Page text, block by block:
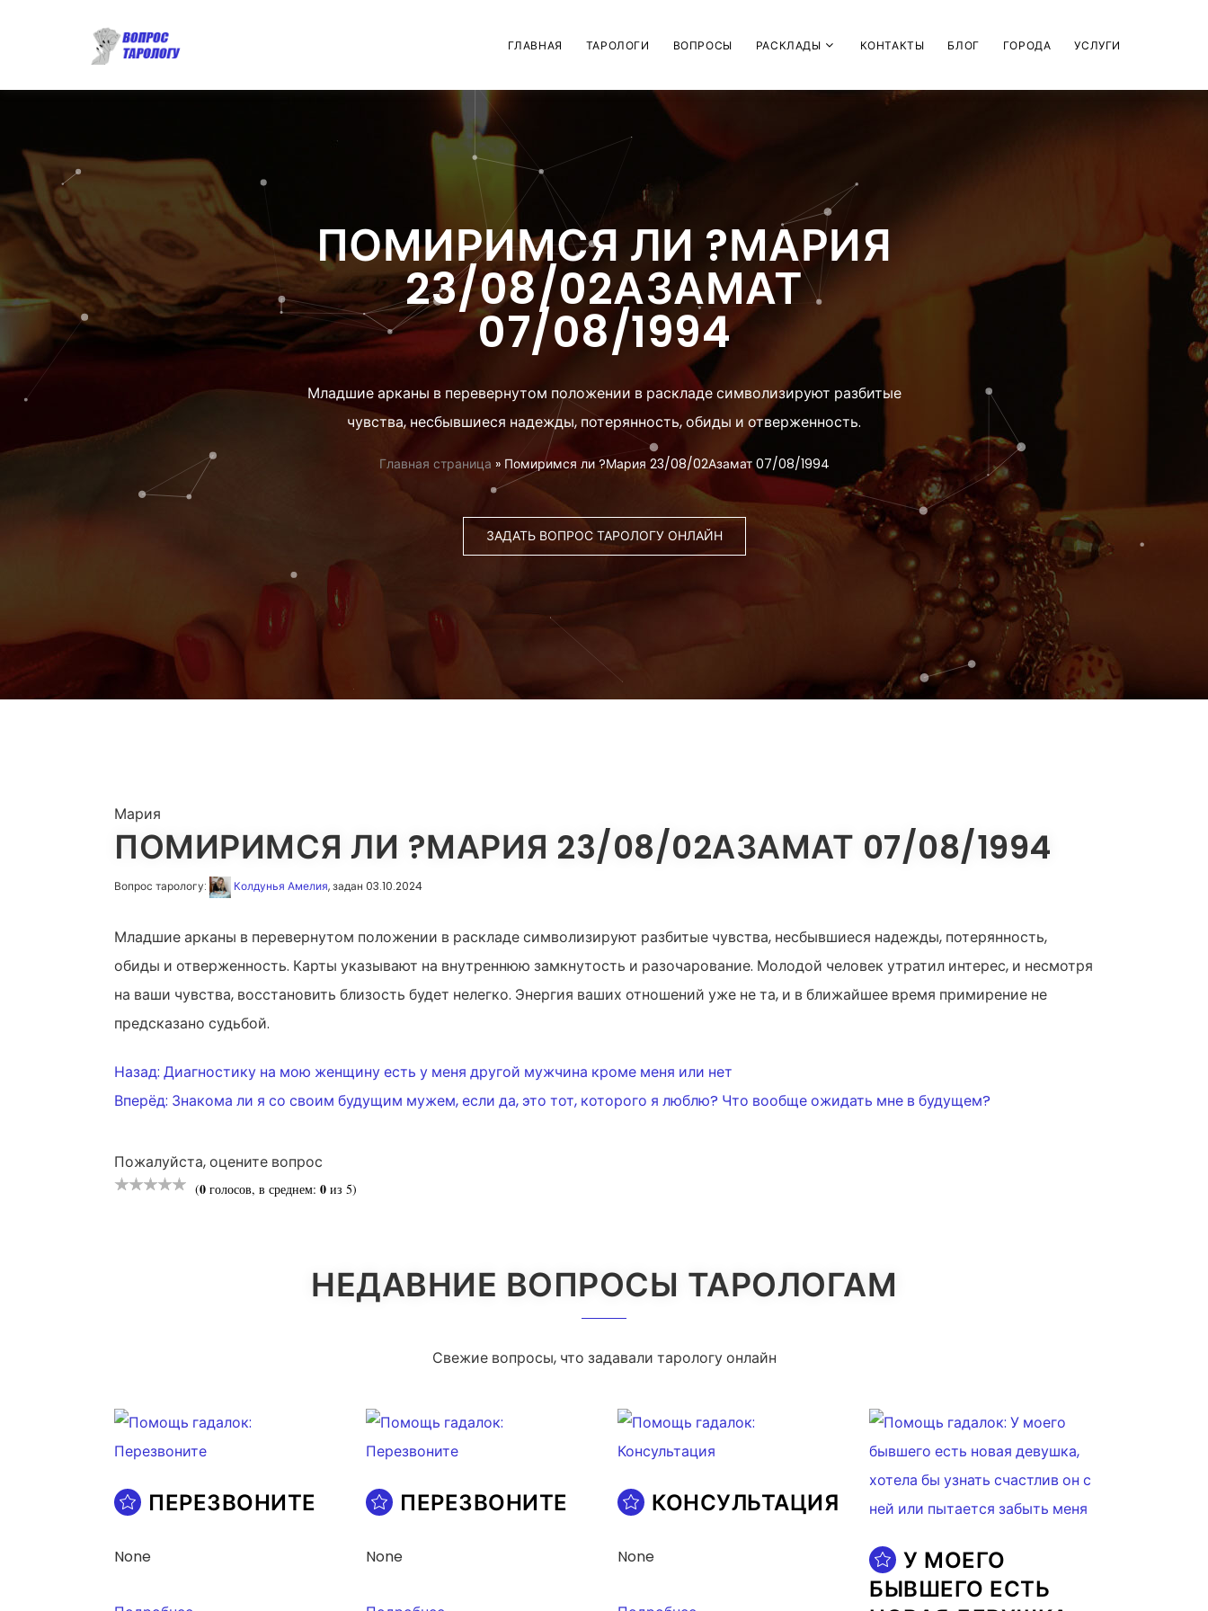
ГЛАВНАЯ ТАРОЛОГИ ВОПРОСЫ РАСКЛАДЫ КОНТАКТЫ БЛОГ ГОРОДА УСЛУГИ
ПОМИРИМСЯ ЛИ ?МАРИЯ
23/08/02АЗАМАТ
07/08/1994
Младшие арканы в перевернутом положении в раскладе символизируют разбитые
чувства, несбывшиеся надежды, потерянность, обиды и отверженность.
Главная страница » Помиримся ли ?Мария 23/08/02Азамат 07/08/1994
ЗАДАТЬ ВОПРОС ТАРОЛОГУ ОНЛАЙН
Мария
ПОМИРИМСЯ ЛИ ?МАРИЯ 23/08/02АЗАМАТ 07/08/1994
Вопрос тарологу: Колдунья Амелия, задан 03.10.2024
Младшие арканы в перевернутом положении в раскладе символизируют разбитые чувства, несбывшиеся надежды, потерянность,
обиды и отверженность. Карты указывают на внутреннюю замкнутость и разочарование. Молодой человек утратил интерес, и несмотря
на ваши чувства, восстановить близость будет нелегко. Энергия ваших отношений уже не та, и в ближайшее время примирение не
предсказано судьбой.
НАВИГАЦИЯ
ПО
ЗАПИСЯМ
Назад: Диагностику на мою женщину есть у меня другой мужчина кроме меня или нет
Вперёд: Знакома ли я со своим будущим мужем, если да, это тот, которого я люблю? Что вообще ожидать мне в будущем?
Пожалуйста, оцените вопрос
(0 голосов, в среднем: 0 из 5)
НЕДАВНИЕ ВОПРОСЫ ТАРОЛОГАМ
Свежие вопросы, что задавали тарологу онлайн
ПЕРЕЗВОНИТЕ
None
ПЕРЕЗВОНИТЕ
None
КОНСУЛЬТАЦИЯ
None
У МОЕГО
БЫВШЕГО ЕСТЬ